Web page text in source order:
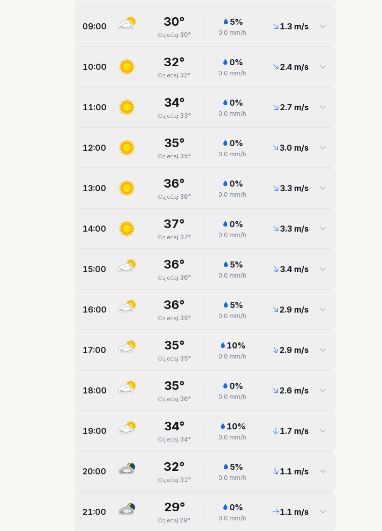
09:00 30°
Osjećaj 30°
5%
0.0 mm/h
1.3m/s
10:00 32°
Osjećaj 32°
0%
0.0 mm/h
2.4m/s
11:00 34°
Osjećaj 33°
0%
0.0 mm/h
2.7 m/s
12:00 35°
Osjećaj 35°
0%
0.0 mm/h
3.0 m/s
13:00 36°
Osjećaj 36°
0%
0.0 mm/h
3.3m/s
14:00 37°
Osjećaj 37°
0%
0.0 mm/h
3.3m/s
15:00 36°
Osjećaj 36°
5%
0.0 mm/h
3.4m/s
16:00 36°
Osjećaj 35°
5%
0.0 mm/h
2.9 m/s
17:00 35°
Osjećaj 35°
10%
0.0 mm/h
2.9 m/s
18:00 35°
Osjećaj 36°
0%
0.0 mm/h
2.6 m/s
19:00 34°
Osjećaj 34°
10%
0.0 mm/h
1.7 m/s
20:00 32°
Osjećaj 31°
5%
0.0 mm/h
1.1 m/s
21:00 29°
Osjećaj 29°
0%
0.0 mm/h
1.1 m/s